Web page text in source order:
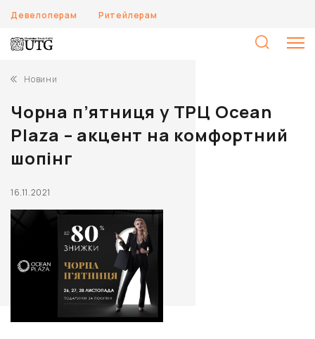
Девелоперам Ритейлерам
Новини
Чорна п’ятниця у ТРЦ Ocean
Plaza – акцент на комфортний
шопінг
16.11.2021